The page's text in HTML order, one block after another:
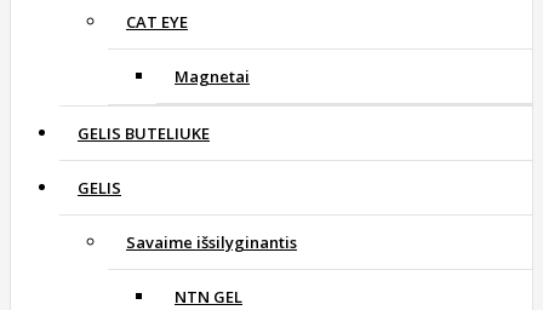
CAT EYE
Magnetai
GELIS BUTELIUKE
GELIS
Savaime išsilyginantis
NTN GEL